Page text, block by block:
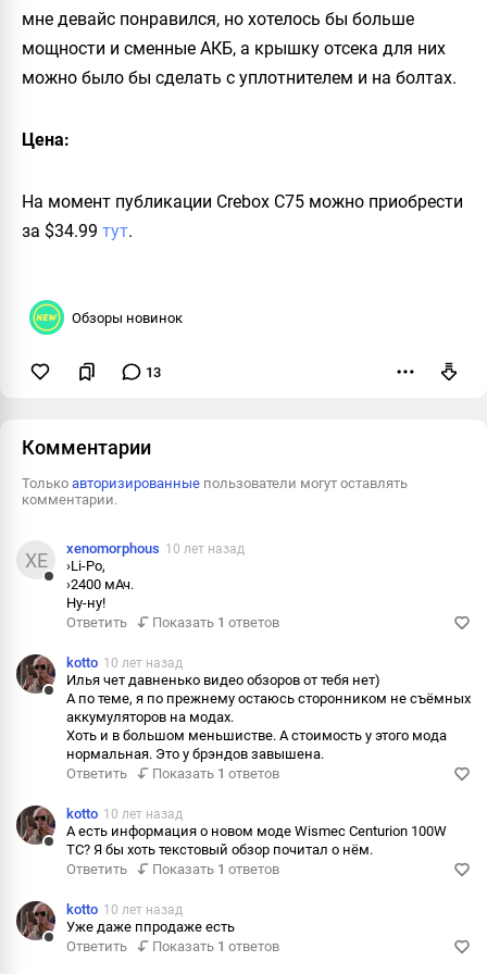
мне девайс понравился, но хотелось бы больше
мощности и сменные АКБ, а крышку отсека для них
можно было бы сделать с уплотнителем и на болтах.
Цена:
На момент публикации Crebox C75 можно приобрести
за $34.99 тут.
Обзоры новинок
13
Комментарии
Только авторизированные пользователи могут оставлять
комментарии.
XE xenomorphous 10 лет назад
›Li-Po,
›2400 мАч.
Ну-ну!
Ответить
Показать 1 ответов
kotto 10 лет назад
Илья чет давненько видео обзоров от тебя нет)
А по теме, я по прежнему остаюсь сторонником не съёмных
аккумуляторов на модах.
Хоть и в большом меньшистве. А стоимость у этого мода
нормальная. Это у брэндов завышена.
Ответить
Показать 1 ответов
kotto 10 лет назад
А есть информация о новом моде Wismec Centurion 100W
TC? Я бы хоть текстовый обзор почитал о нём.
Ответить
Показать 1 ответов
kotto 10 лет назад
Уже даже ппродаже есть
Ответить
Показать 1 ответов
Ответить
Ответить